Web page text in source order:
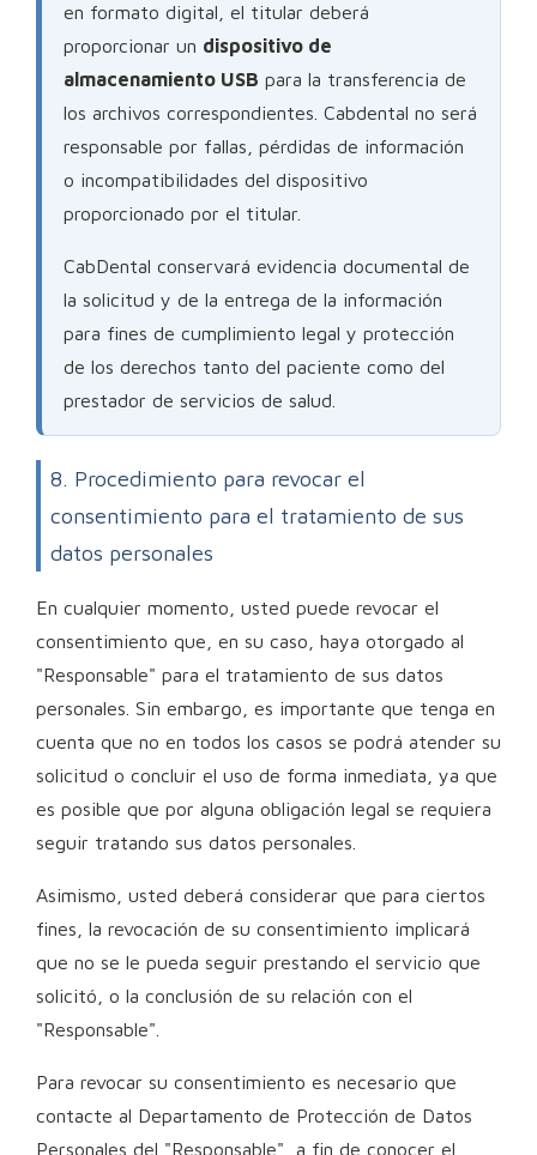
en formato digital, el titular deberá
proporcionar un dispositivo de
almacenamiento USB para la transferencia de
los archivos correspondientes. Cabdental no será
responsable por fallas, pérdidas de información
o incompatibilidades del dispositivo
proporcionado por el titular.
CabDental conservará evidencia documental de
la solicitud y de la entrega de la información
para fines de cumplimiento legal y protección
de los derechos tanto del paciente como del
prestador de servicios de salud.
8. Procedimiento para revocar el
consentimiento para el tratamiento de sus
datos personales
En cualquier momento, usted puede revocar el
consentimiento que, en su caso, haya otorgado al
"Responsable" para el tratamiento de sus datos
personales. Sin embargo, es importante que tenga en
cuenta que no en todos los casos se podrá atender su
solicitud o concluir el uso de forma inmediata, ya que
es posible que por alguna obligación legal se requiera
seguir tratando sus datos personales.
Asimismo, usted deberá considerar que para ciertos
fines, la revocación de su consentimiento implicará
que no se le pueda seguir prestando el servicio que
solicitó, o la conclusión de su relación con el
"Responsable".
Para revocar su consentimiento es necesario que
contacte al Departamento de Protección de Datos
Personales del "Responsable", a fin de conocer el